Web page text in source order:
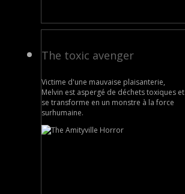
The toxic avenger
Victime d'une mauvaise plaisanterie,
Melvin est aspergé de déchets toxiques et
se transforme en un monstre à la force
surhumaine.